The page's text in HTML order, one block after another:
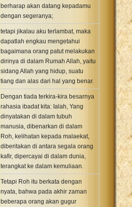
berharap akan datang kepadamu
dengan segeranya;
tetapi jikalau aku terlambat, maka
dapatlah engkau mengetahui
bagaimana orang patut melakukan
dirinya di dalam Rumah Allah, yaitu
sidang Allah yang hidup, suatu
tiang dan alas dari hal yang benar.
Dengan tiada terkira-kira besarnya
rahasia ibadat kita: Ialah, Yang
dinyatakan di dalam tubuh
manusia, dibenarkan di dalam
Roh, kelihatan kepada malaekat,
diberitakan di antara segala orang
kafir, dipercayai di dalam dunia,
terangkat ke dalam kemuliaan.
Tetapi Roh itu berkata dengan
nyata, bahwa pada akhir zaman
beberapa orang akan gugur